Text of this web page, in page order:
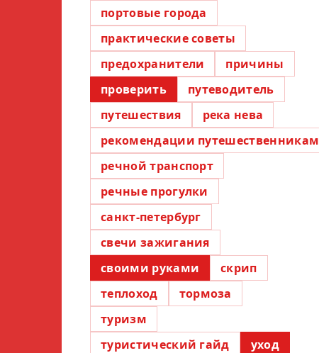
портовые города
практические советы
предохранители
причины
проверить
путеводитель
путешествия
река нева
рекомендации путешественникам
речной транспорт
речные прогулки
санкт-петербург
свечи зажигания
своими руками
скрип
теплоход
тормоза
туризм
туристический гайд
уход